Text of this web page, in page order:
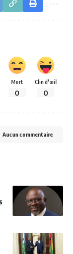
Mort
0
Clin d'œil
0
Aucun commentaire